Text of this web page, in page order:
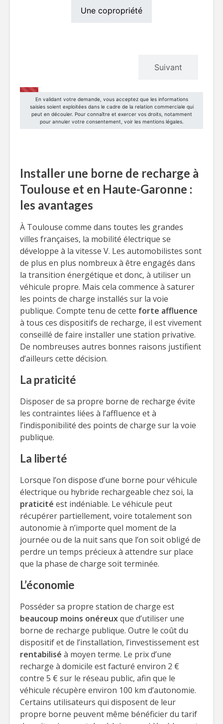
Installer une borne de recharge à
Toulouse et en Haute-Garonne :
les avantages
À Toulouse comme dans toutes les grandes
villes françaises, la mobilité électrique se
développe à la vitesse V. Les automobilistes sont
de plus en plus nombreux à être engagés dans
la transition énergétique et donc, à utiliser un
véhicule propre. Mais cela commence à saturer
les points de charge installés sur la voie
publique. Compte tenu de cette forte affluence
à tous ces dispositifs de recharge, il est vivement
conseillé de faire installer une station privative.
De nombreuses autres bonnes raisons justifient
d’ailleurs cette décision.
La praticité
Disposer de sa propre borne de recharge évite
les contraintes liées à l’affluence et à
l’indisponibilité des points de charge sur la voie
publique.
La liberté
Lorsque l’on dispose d’une borne pour véhicule
électrique ou hybride rechargeable chez soi, la
praticité est indéniable. Le véhicule peut
récupérer partiellement, voire totalement son
autonomie à n’importe quel moment de la
journée ou de la nuit sans que l’on soit obligé de
perdre un temps précieux à attendre sur place
que la phase de charge soit terminée.
L’économie
Posséder sa propre station de charge est
beaucoup moins onéreuxque d’utiliser une
borne de recharge publique. Outre le coût du
dispositif et de l’installation, l’investissement est
rentabilisé à moyen terme. Le prix d’une
recharge à domicile est facturé environ 2 €
contre 5 € sur le réseau public, afin que le
véhicule récupère environ 100 km d’autonomie.
Certains utilisateurs qui disposent de leur
propre borne peuvent même bénéficier du tarif